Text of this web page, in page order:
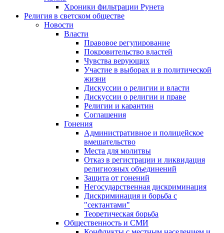
Хроники фильтрации Рунета
Религия в светском обществе
Новости
Власти
Правовое регулирование
Покровительство властей
Чувства верующих
Участие в выборах и в политической
жизни
Дискуссии о религии и власти
Дискуссии о религии и праве
Религии и карантин
Соглашения
Гонения
Административное и полицейское
вмешательство
Места для молитвы
Отказ в регистрации и ликвидация
религиозных объединений
Защита от гонений
Негосударственная дискриминация
Дискриминация и борьба с
"сектантами"
Теоретическая борьба
Общественность и СМИ